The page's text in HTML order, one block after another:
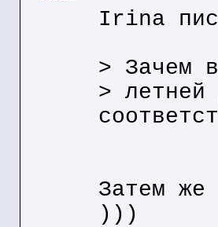
Irina
> Зачем
> летней
Затем же
)))